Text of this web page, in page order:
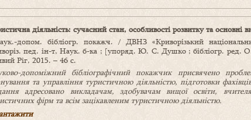
діяльність: сучасний стан, особливості розвитку та основні
допом. бібліогр. покажч. / ДВНЗ «Криворізький
пед. ін-т, Наук. б-ка ; [упоряд. Ю. С. Душко ; бібліогр. ред.
Ріг, 2015. – 46 с.
допоміжний бібліографічний покажчик присвячено
та управління туристичною діяльністю, підготовки
адресовано викладачам, здобувачам вищої освіти,
фірм та всім зацікавленим туристичною діяльністю.